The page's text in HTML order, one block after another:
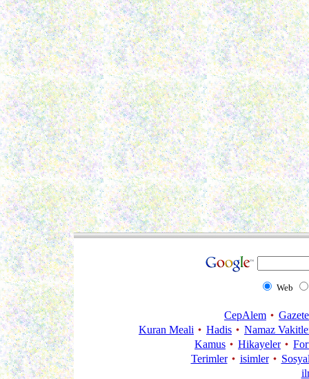
Web
CepAlem
Kuran Meali
Hadis
Namaz
Kamus
Hikayeler
Terimler
isimler